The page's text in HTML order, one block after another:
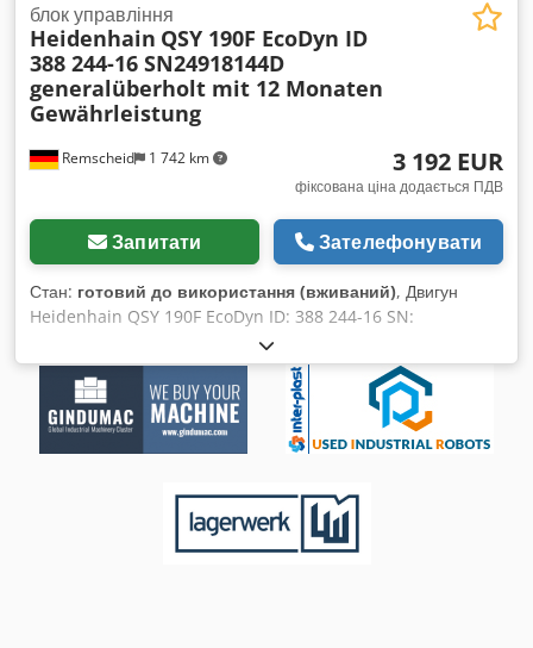
Remscheid 1 742 km
блок управління
Heidenhain QSY 190F EcoDyn ID
388 244-16 SN24918144D
generalüberholt mit 12 Monaten
Gewährleistung
3 192 EUR
фіксована ціна додається ПДВ
Запитати Зателефонувати
Стан: готовий до використання (вживаний), Двигун
Heidenhain QSY 190F EcoDyn ID: 388 244-16 SN:
24918144D, професійно повністю відремонтований і
протестований, з 12-місячною гарантією, 100%
працездатний, комплектація згідно з фото, вживаний, у
хорошому стані, 100% працездатний, комплектація згідно з
фото. Dodpfxju Sd Axe Aiaock